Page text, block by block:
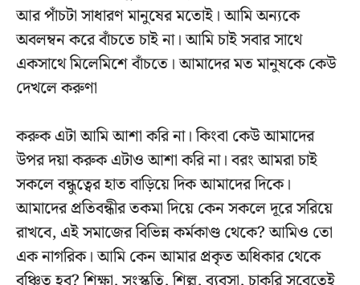
আর পাঁচটা সাধারণ মানুষের মতোই। আমি অন্যকে
অবলম্বন করে বাঁচতে চাই না। আমি চাই সবার সাথে
একসাথে মিলেমিশে বাঁচতে। আমাদের মত মানুষকে কেউ
দেখলে করুণা
করুক এটা আমি আশা করি না। কিংবা কেউ আমাদের
উপর দয়া করুক এটাও আশা করি না। বরং আমরা চাই
সকলে বন্ধুত্বের হাত বাড়িয়ে দিক আমাদের দিকে।
আমাদের প্রতিবন্ধীর তকমা দিয়ে কেন সকলে দূরে সরিয়ে
রাখবে, এই সমাজের বিভিন্ন কর্মকাণ্ড থেকে? আমিও তো
এক নাগরিক। আমি কেন আমার প্রকৃত অধিকার থেকে